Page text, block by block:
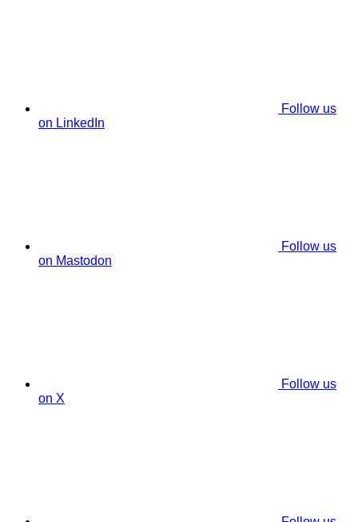
Follow us
on LinkedIn
Follow us
on Mastodon
Follow us
on X